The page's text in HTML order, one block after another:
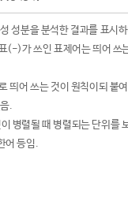
분을 분석한 결과를 표시
(-)가 쓰인 표제어는 띄어
어 쓰는 것이 원칙이되 붙
.
병렬될 때 병렬되는 단위를
어 등임.